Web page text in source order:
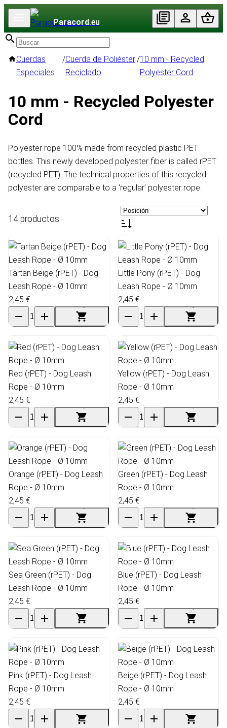
Paracord.eu
Cuerdas
Especiales
/Cuerda de Poliéster
Reciclado
/10 mm - Recycled
Polyester Cord
10 mm - Recycled Polyester
Cord
Polyester rope 100% made from recycled plastic PET
bottles. This newly developed polyester fiber is called rPET
(recycled PET). The technical properties of this recycled
polyester are comparable to a ‘regular’ polyester rope.
14 productos
Tartan Beige (rPET) - Dog
Leash Rope - Ø 10mm
2,45 €
Little Pony (rPET) - Dog
Leash Rope - Ø 10mm
2,45 €
Red (rPET) - Dog Leash
Rope - Ø 10mm
2,45 €
Yellow (rPET) - Dog Leash
Rope - Ø 10mm
2,45 €
Orange (rPET) - Dog Leash
Rope - Ø 10mm
2,45 €
Green (rPET) - Dog Leash
Rope - Ø 10mm
2,45 €
Sea Green (rPET) - Dog
Leash Rope - Ø 10mm
2,45 €
Blue (rPET) - Dog Leash
Rope - Ø 10mm
2,45 €
Pink (rPET) - Dog Leash
Rope - Ø 10mm
2,45 €
Beige (rPET) - Dog Leash
Rope - Ø 10mm
2,45 €